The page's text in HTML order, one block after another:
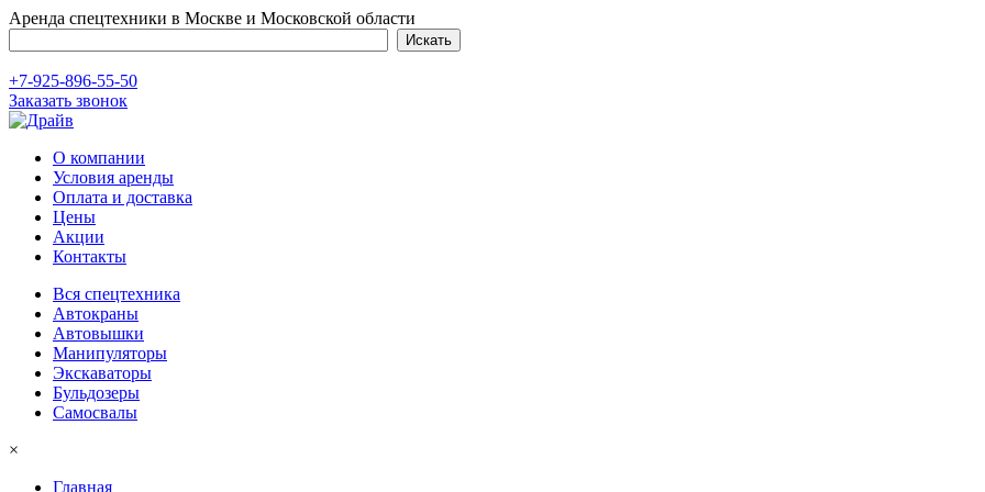
Аренда спецтехники в Москве и Московской области
+7-925-896-55-50
Заказать звонок
О компании
Условия аренды
Оплата и доставка
Цены
Акции
Контакты
Вся спецтехника
Автокраны
Автовышки
Манипуляторы
Экскаваторы
Бульдозеры
Самосвалы
×
Главная